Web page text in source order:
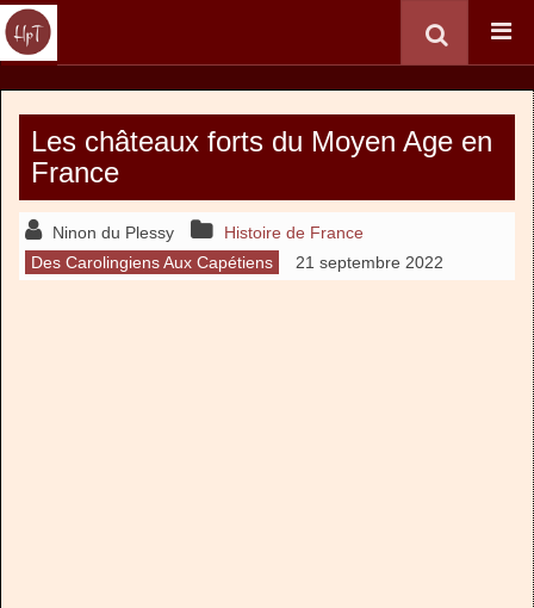
Les châteaux forts du Moyen Age en
France
Ninon du Plessy
Histoire de France
Des Carolingiens Aux Capétiens
21 septembre 2022